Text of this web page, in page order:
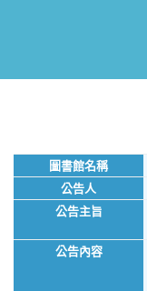
圖書館名稱
公告人
公告主旨
公告內容